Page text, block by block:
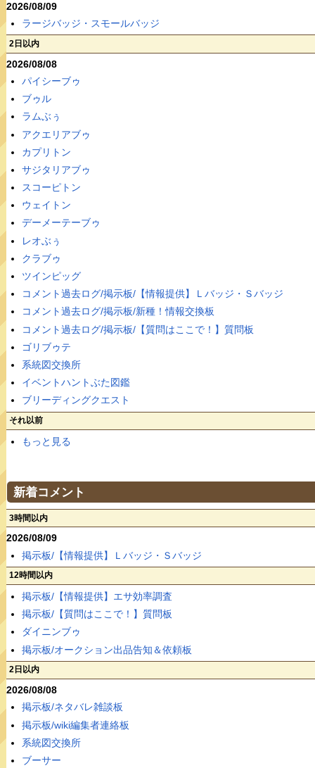
2026/08/09
ラージバッジ・スモールバッジ
2日以内
2026/08/08
パイシーブゥ
ブゥル
ラムぶぅ
アクエリアブゥ
カプリトン
サジタリアブゥ
スコーピトン
ウェイトン
デーメーテーブゥ
レオぶぅ
クラブゥ
ツインピッグ
コメント過去ログ/掲示板/【情報提供】Ｌバッジ・Ｓバッジ
コメント過去ログ/掲示板/新種！情報交換板
コメント過去ログ/掲示板/【質問はここで！】質問板
ゴリブゥテ
系統図交換所
イベントハントぶた図鑑
ブリーディングクエスト
それ以前
もっと見る
新着コメント
3時間以内
2026/08/09
掲示板/【情報提供】Ｌバッジ・Ｓバッジ
12時間以内
掲示板/【情報提供】エサ効率調査
掲示板/【質問はここで！】質問板
ダイニンブゥ
掲示板/オークション出品告知＆依頼板
2日以内
2026/08/08
掲示板/ネタバレ雑談板
掲示板/wiki編集者連絡板
系統図交換所
ブーサー